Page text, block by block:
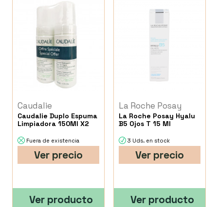
Caudalie
Caudalie Duplo Espuma
Limpiadora 150Ml X2
Fuera de existencia
Ver precio
Ver producto
La Roche Posay
La Roche Posay Hyalu
B5 Ojos T 15 Ml
3 Uds. en stock
Ver precio
Ver producto